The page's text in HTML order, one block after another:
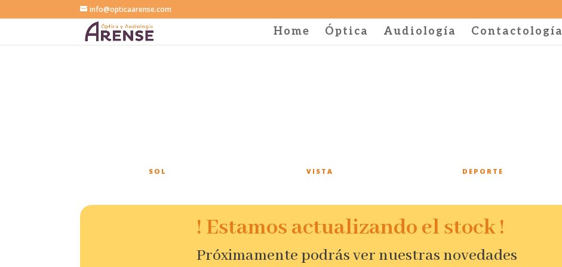
info@opticaarense.com
Home Óptica Audiología Contactología
SOL VISTA DEPORTE
! Estamos actualizando el stock !
Próximamente podrás ver nuestras novedades